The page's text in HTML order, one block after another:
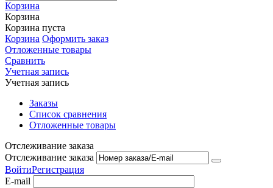
Корзина
Корзина
Корзина пуста
Корзина Оформить заказ
Отложенные товары
Сравнить
Учетная запись
Учетная запись
Заказы
Список сравнения
Отложенные товары
Отслеживание заказа
Отслеживание заказа
ВойтиРегистрация
E-mail